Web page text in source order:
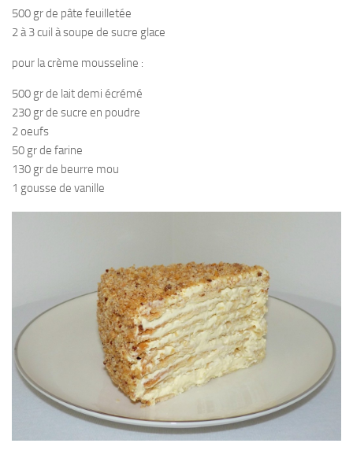
500 gr de pâte feuilletée
2 à 3 cuil à soupe de sucre glace
pour la crème mousseline :
500 gr de lait demi écrémé
230 gr de sucre en poudre
2 oeufs
50 gr de farine
130 gr de beurre mou
1 gousse de vanille